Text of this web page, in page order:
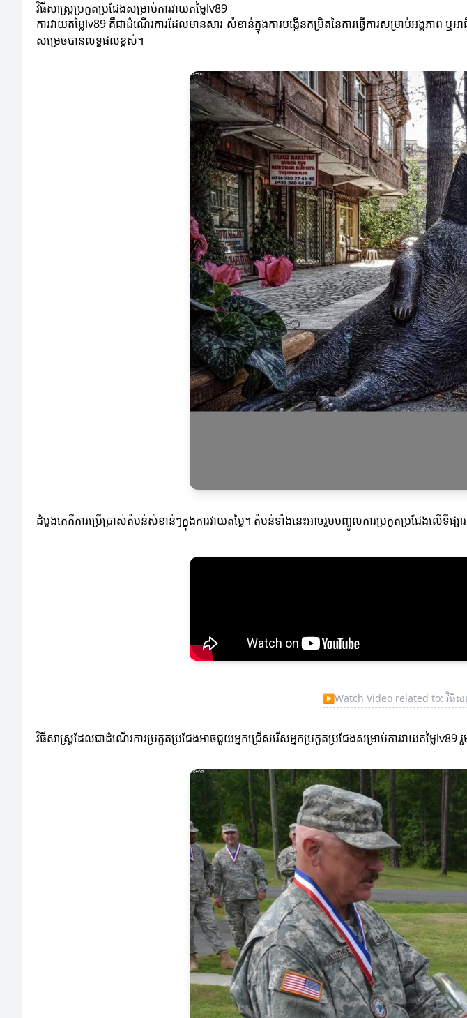
វិធីសាស្ត្រប្រកួតប្រជែងសម្រាប់ការវាយតម្លៃlv89
ការវាយតម្លៃlv89 គឺជាដំណើរការដែលមានសារៈសំខាន់ក្នុងការបង្កើនកម្រិតនៃការធ្វើការសម្រាប់អង្គភាព
សម្រេចបានលទ្ធផលខ្ពស់។
ដំបូងគេគឺការប្រើប្រាស់តំបន់សំខាន់ៗក្នុងការវាយតម្លៃ។ តំបន់ទាំងនេះអាចរួមបញ្ចូលការប្រកួតប្រជែងលើទីផ្ស
▶Watch Video related to: វិធីសាស្
វិធីសាស្ត្រដែលជាដំណើរការប្រកួតប្រជែងអាចជួយអ្នកជ្រើសរើសអ្នកប្រកួតប្រជែងសម្រាប់ការវាយតម្លៃlv89